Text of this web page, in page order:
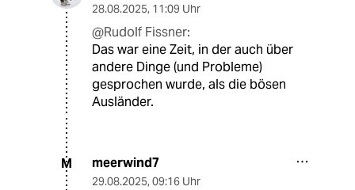
28.08.2025, 11:09 Uhr
@Rudolf Fissner:
Das war eine Zeit, in der auch über
andere Dinge (und Probleme)
gesprochen wurde, als die bösen
Ausländer.
M meerwind7
29.08.2025, 09:16 Uhr